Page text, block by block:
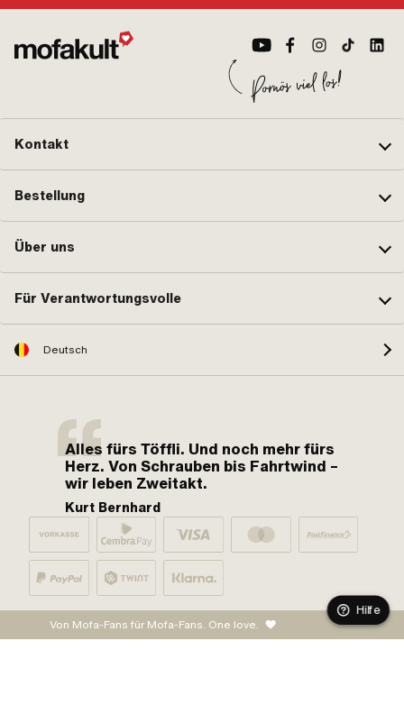
Kontakt
Bestellung
Über uns
Für Verantwortungsvolle
Deutsch
Alles fürs Töffli. Und noch mehr fürs
Herz. Von Schrauben bis Fahrtwind –
wir leben Zweitakt.
Kurt Bernhard
Von Mofa-Fans für Mofa-Fans. One love.
Hilfe